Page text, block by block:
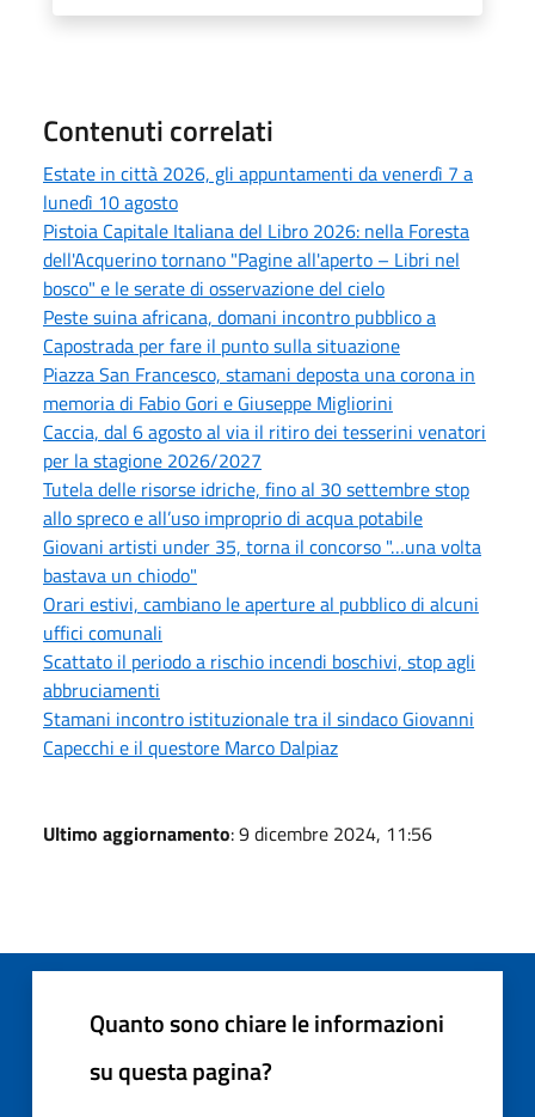
Contenuti correlati
Estate in città 2026, gli appuntamenti da venerdì 7 a
lunedì 10 agosto
Pistoia Capitale Italiana del Libro 2026: nella Foresta
dell'Acquerino tornano "Pagine all'aperto – Libri nel
bosco" e le serate di osservazione del cielo
Peste suina africana, domani incontro pubblico a
Capostrada per fare il punto sulla situazione
Piazza San Francesco, stamani deposta una corona in
memoria di Fabio Gori e Giuseppe Migliorini
Caccia, dal 6 agosto al via il ritiro dei tesserini venatori
per la stagione 2026/2027
Tutela delle risorse idriche, fino al 30 settembre stop
allo spreco e all’uso improprio di acqua potabile
Giovani artisti under 35, torna il concorso "…una volta
bastava un chiodo"
Orari estivi, cambiano le aperture al pubblico di alcuni
uffici comunali
Scattato il periodo a rischio incendi boschivi, stop agli
abbruciamenti
Stamani incontro istituzionale tra il sindaco Giovanni
Capecchi e il questore Marco Dalpiaz
Ultimo aggiornamento: 9 dicembre 2024, 11:56
Quanto sono chiare le informazioni
su questa pagina?